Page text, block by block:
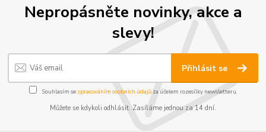
Nepropásněte novinky, akce a
slevy!
Přihlásit se
Souhlasím se zpracováním osobních údajůza účelem rozesílky newsletteru.
Můžete se kdykoli odhlásit. Zasíláme jednou za 14 dní.